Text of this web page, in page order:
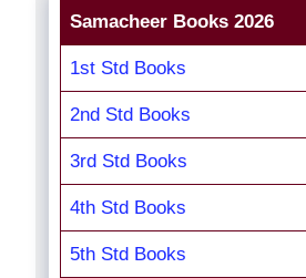
Samacheer Books 2026
1st Std Books
2nd Std Books
3rd Std Books
4th Std Books
5th Std Books